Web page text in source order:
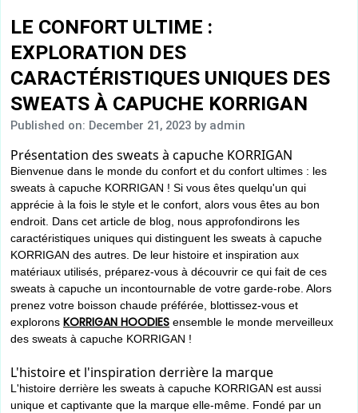
LE CONFORT ULTIME :
EXPLORATION DES
CARACTÉRISTIQUES UNIQUES DES
SWEATS À CAPUCHE KORRIGAN
Published on: December 21, 2023 by admin
Présentation des sweats à capuche KORRIGAN
Bienvenue dans le monde du confort et du confort ultimes : les
sweats à capuche KORRIGAN ! Si vous êtes quelqu'un qui
apprécie à la fois le style et le confort, alors vous êtes au bon
endroit. Dans cet article de blog, nous approfondirons les
caractéristiques uniques qui distinguent les sweats à capuche
KORRIGAN des autres. De leur histoire et inspiration aux
matériaux utilisés, préparez-vous à découvrir ce qui fait de ces
sweats à capuche un incontournable de votre garde-robe. Alors
prenez votre boisson chaude préférée, blottissez-vous et
explorons KORRIGAN HOODIES ensemble le monde merveilleux
des sweats à capuche KORRIGAN !
L'histoire et l'inspiration derrière la marque
L'histoire derrière les sweats à capuche KORRIGAN est aussi
unique et captivante que la marque elle-même. Fondé par un